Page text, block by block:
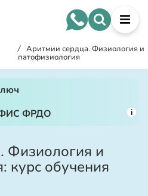
/ Аритмии сердца. Физиология и
патофизиология
ФИС ФРДО
i
Физиология и
курс обучения